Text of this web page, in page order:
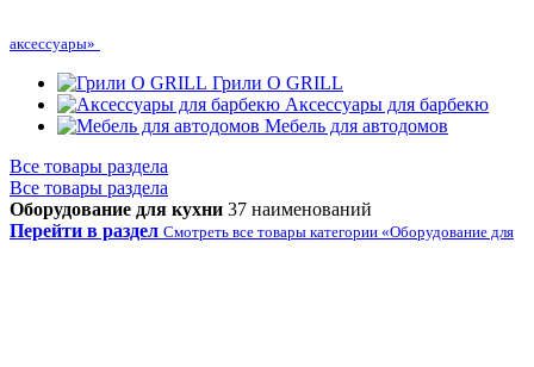
аксессуары»
Грили O GRILL
Аксессуары для барбекю
Мебель для автодомов
Все товары раздела
Все товары раздела
Оборудование для кухни 37 наименований
Перейти в раздел Смотреть все товары категории «Оборудование для